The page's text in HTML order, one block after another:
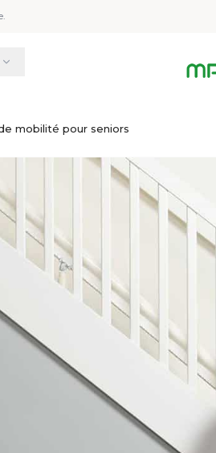
mobilité pour seniors